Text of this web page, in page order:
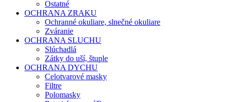
Ostatné
OCHRANA ZRAKU
Ochranné okuliare, slnečné okuliare
Zváranie
OCHRANA SLUCHU
Slúchadlá
Zátky do uší, štuple
OCHRANA DYCHU
Celotvarové masky
Filtre
Polomasky